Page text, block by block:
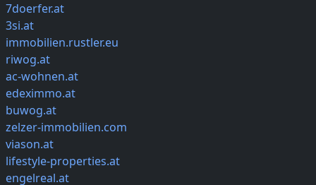
7doerfer.at
3si.at
immobilien.rustler.eu
riwog.at
ac-wohnen.at
edeximmo.at
buwog.at
zelzer-immobilien.com
viason.at
lifestyle-properties.at
engelreal.at